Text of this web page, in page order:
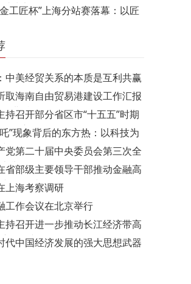
造中部开放…
工匠杯”上海分站赛落幕：以匠
推动…
中美经贸关系的本质是互利共赢
取海南自由贸易港建设工作汇报
讲话
持召开部分省区市“十五五”时期
展座…
”现象背后的东方热：以科技为
化再…
党第二十届中央委员会第三次全
举行
省部级主要领导干部推动金融高
题研讨…
上海考察调研
工作会议在北京举行
持召开进一步推动长江经济带高
谈会并…
代中国经济发展的强大思想武器